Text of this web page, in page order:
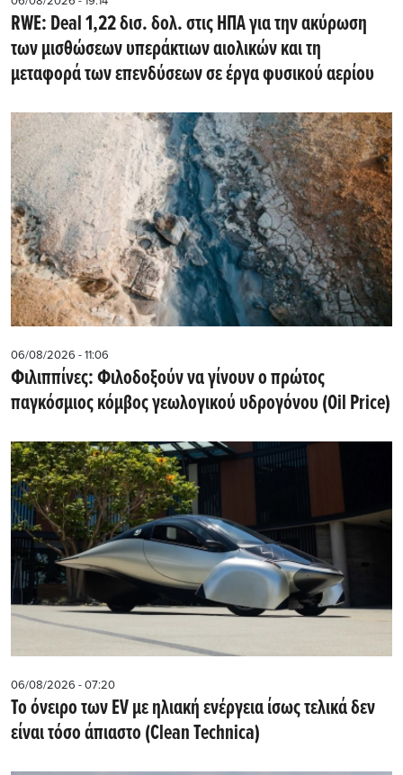
RWE: Deal 1,22 δισ. δολ. στις ΗΠΑ για την ακύρωση
των μισθώσεων υπεράκτιων αιολικών και τη
μεταφορά των επενδύσεων σε έργα φυσικού αερίου
06/08/2026 - 11:06
Φιλιππίνες: Φιλοδοξούν να γίνουν ο πρώτος
παγκόσμιος κόμβος γεωλογικού υδρογόνου (Oil Price)
06/08/2026 - 07:20
Το όνειρο των EV με ηλιακή ενέργεια ίσως τελικά δεν
είναι τόσο άπιαστο (Clean Technica)